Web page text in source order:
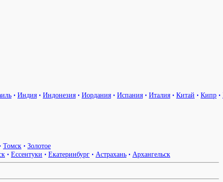
• Индия • Индонезия • Иордания • Испания • Италия • Китай • Кипр •
Томск • Золотое
• Ессентуки • Екатеринбург • Астрахань • Архангельск